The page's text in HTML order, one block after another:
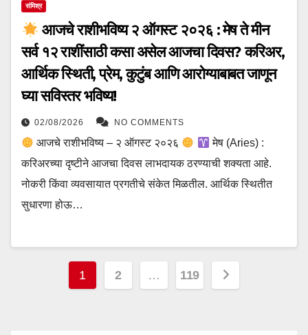
संमिश्र
आजचे राशीभविष्य २ ऑगस्ट २०२६ : मेष ते मीन
सर्व १२ राशींसाठी कसा असेल आजचा दिवस? करिअर,
आर्थिक स्थिती, प्रेम, कुटुंब आणि आरोग्याबाबत जाणून
घ्या सविस्तर भविष्य!
02/08/2026 NO COMMENTS
आजचे राशीभविष्य – २ ऑगस्ट २०२६
मेष (Aries) :
करिअरच्या दृष्टीने आजचा दिवस लाभदायक ठरण्याची शक्यता आहे.
नोकरी किंवा व्यवसायात प्रगतीचे संकेत मिळतील. आर्थिक स्थितीत
सुधारणा होऊ…
Posts
1 2 … 119